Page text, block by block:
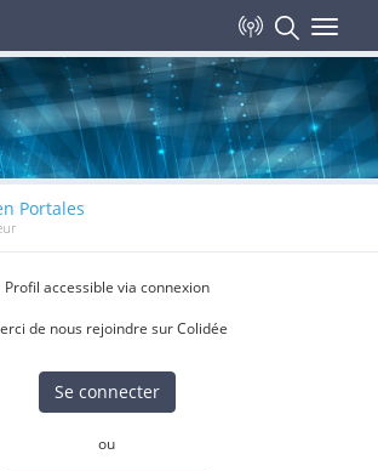
Toggle
Portales
Profil accessible via connexion
de nous rejoindre sur Colidée
Se connecter
ou